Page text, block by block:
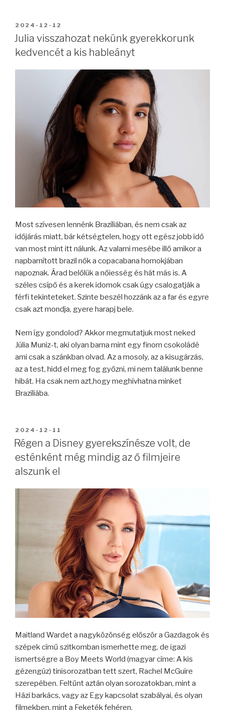
BEKÜLDVE:
2024-12-12
Julia visszahozat nekünk gyerekkorunk
kedvencét a kis hableányt
Most szívesen lennénk Brazíliában, és nem csak az
időjárás miatt, bár kétségtelen, hogy ott egész jobb idő
van most mint itt nálunk. Az valami mesébe illő amikor a
napbarnított brazil nők a copacabana homokjában
napoznak. Árad belőlük a nőiesség és hát más is. A
széles csípő és a kerek idomok csak úgy csalogatják a
férfi tekinteteket. Szinte beszél hozzánk az a far és egyre
csak azt mondja, gyere harapj bele.
Nem így gondolod? Akkor megmutatjuk most neked
Júlia Muniz-t, aki olyan barna mint egy finom csokoládé
ami csak a szánkban olvad. Az a mosoly, az a kisugárzás,
az a test, hidd el meg fog győzni, mi nem találunk benne
hibát. Ha csak nem azt,hogy meghívhatna minket
Brazíliába.
BEKÜLDVE:
2024-12-11
Régen a Disney gyerekszínésze volt, de
esténként még mindig az ő filmjeire
alszunk el
Maitland Wardet a nagyközönség először a Gazdagok és
szépek című szitkomban ismerhette meg, de igazi
ismertségre a Boy Meets World (magyar címe: A kis
gézengúz) tinisorozatban tett szert, Rachel McGuire
szerepében. Feltűnt aztán olyan sorozatokban, mint a
Házi barkács, vagy az Egy kapcsolat szabályai, és olyan
filmekben, mint a Feketék fehéren.